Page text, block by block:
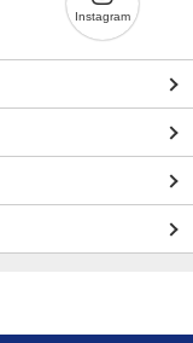
Instagram